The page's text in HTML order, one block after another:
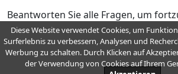
Beantworten Sie alle Fragen, um
Bei Fragen, Wünschen, Empfehlungen, Fehlern und
schreiben Sie aninfo@wellemo.com
Diese Website verwendet Cookies, um
Surferlebnis zu verbessern, Analysen und
Werbung zu schalten. Durch Klicken auf
der Verwendung von Cookies auf Ihrem